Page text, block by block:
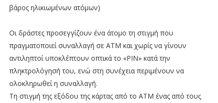
βάρος ηλικιωμένων ατόμων)
Οι δράστες προσεγγίζουν ένα άτομο τη στιγμή που
πραγματοποιεί συναλλαγή σε ΑΤΜ και χωρίς να γίνουν
αντιληπτοί υποκλέπτουν οπτικά το «ΡΙΝ» κατά την
πληκτρολόγησή του, ενώ στη συνέχεια περιμένουν να
ολοκληρωθεί η συναλλαγή.
Τη στιγμή της εξόδου της κάρτας από το ΑΤΜ ένας από τους